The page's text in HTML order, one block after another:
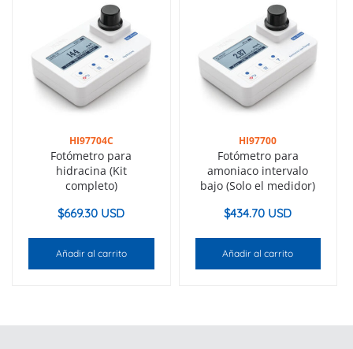
HI97704C
Fotómetro para
hidracina (Kit
completo)
$669.30 USD
Añadir al carrito
HI97700
Fotómetro para
amoniaco intervalo
bajo (Solo el medidor)
$434.70 USD
Añadir al carrito